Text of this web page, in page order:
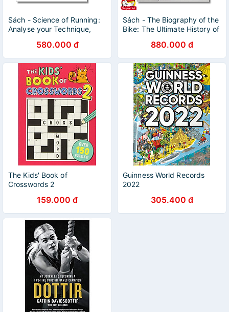
Sách - Science of Running:
Analyse your Technique,
your Training580.000 đ
Sách - The Biography of the
Bike: The Ultimate History of
Boardman880.000 đ
The Kids' Book of
Crosswords 2
159.000 đ
Guinness World Records
2022
305.400 đ